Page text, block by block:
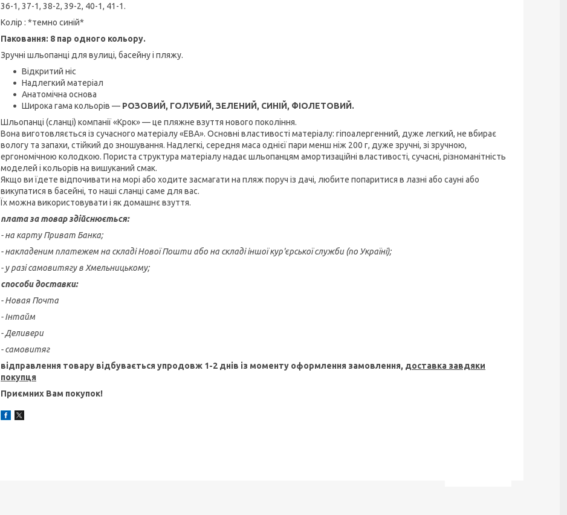
36-1, 37-1, 38-2, 39-2, 40-1, 41-1.
Колір : *темно синій*
Паковання: 8 пар одного кольору.
Зручні шльопанці для вулиці, басейну і пляжу.
Відкритий ніс
Надлегкий матеріал
Анатомічна основа
Широка гама кольорів — РОЗОВИЙ, ГОЛУБИЙ, ЗЕЛЕНИЙ, СИНІЙ, ФІОЛЕТОВИЙ.
Шльопанці (сланці) компанії «Крок» — це пляжне взуття нового покоління.
Вона виготовляється із сучасного матеріалу «ЕВА». Основні властивості матеріалу: гіпоалергенний, дуже легкий, не вбирає
вологу та запахи, стійкий до зношування. Надлегкі, середня маса однієї пари менш ніж 200 г, дуже зручні, зі зручною,
ергономічною колодкою. Пориста структура матеріалу надає шльопанцям амортизаційні властивості, сучасні, різноманітність
моделей і кольорів на вишуканий смак.
Якщо ви їдете відпочивати на морі або ходите засмагати на пляж поруч із дачі, любите попаритися в лазні або сауні або
викупатися в басейні, то наші сланці саме для вас.
Їх можна використовувати і як домашнє взуття.
плата за товар здійснюється:
- на карту Приват Банка;
- накладеним платежем на складі Нової Пошти або на складі іншої кур'єрської служби (по Україні);
- у разі самовитягу в Хмельницькому;
способи доставки:
- Новая Почта
- Інтайм
- Деливери
- самовитяг
відправлення товару відбувається упродовж 1-2 днів із моменту оформлення замовлення, доставка завдяки
покупця
Приємних Вам покупок!